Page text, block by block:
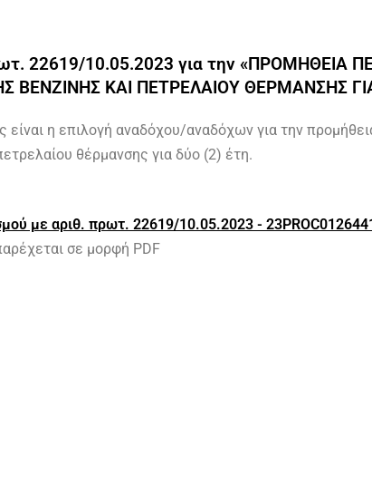
22619/10.05.2023 για την «ΠΡΟΜΗΘΕΙΑ
ΒΕΝΖΙΝΗΣ ΚΑΙ ΠΕΤΡΕΛΑΙΟΥ ΘΕΡΜΑΝΣΗΣ
είναι η επιλογή αναδόχου/αναδόχων για την
θέρμανσης για δύο (2) έτη.
με αριθ. πρωτ. 22619/10.05.2023 -
σε μορφή PDF